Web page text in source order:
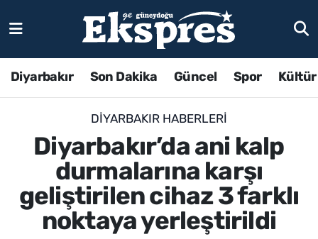
Diyarbakır Son Dakika Güncel Spor
DIYARBAKIR HABERLERI
Diyarbakır’da ani kalp
durmalarına karşı
geliştirilen cihaz 3 farklı
noktaya yerleştirildi